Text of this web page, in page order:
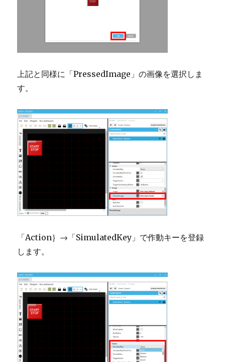
上記と同様に「PressedImage」の画像を選択しま
す。
「Action｝→「SimulatedKey」で作動キーを登録
します。